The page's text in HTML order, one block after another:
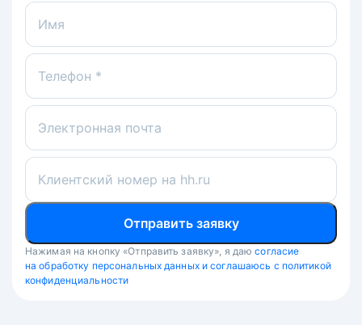
Имя
Телефон *
Электронная почта
Клиентский номер на hh.ru
Отправить заявку
Нажимая на кнопку «Отправить заявку», я даю согласие
на обработку персональных данных и соглашаюсь с политикой
конфиденциальности